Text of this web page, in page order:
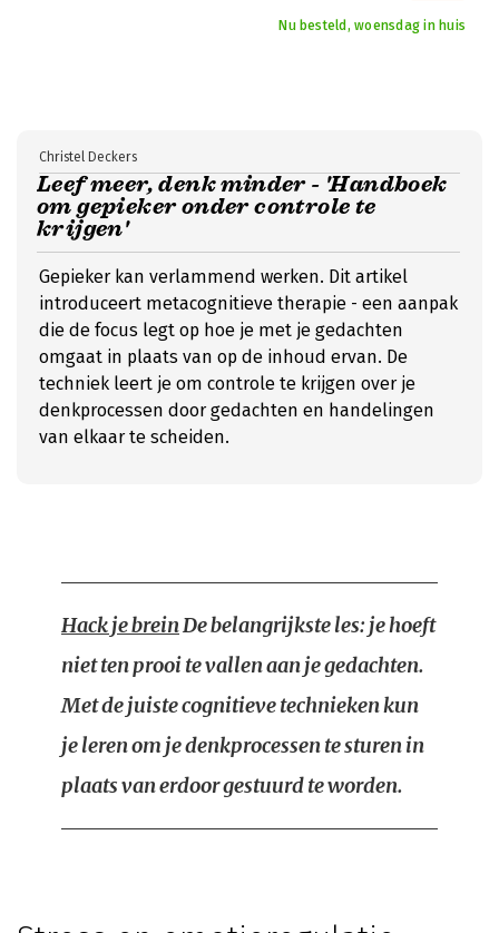
Nu besteld, woensdag in huis
Leef meer, denk minder - 'Handboek
om gepieker onder controle te
krijgen'
Christel Deckers
Gepieker kan verlammend werken. Dit artikel
introduceert metacognitieve therapie - een aanpak
die de focus legt op hoe je met je gedachten
omgaat in plaats van op de inhoud ervan. De
techniek leert je om controle te krijgen over je
denkprocessen door gedachten en handelingen
van elkaar te scheiden.
Hack je breinDe belangrijkste les: je hoeft
niet ten prooi te vallen aan je gedachten.
Met de juiste cognitieve technieken kun
je leren om je denkprocessen te sturen in
plaats van erdoor gestuurd te worden.